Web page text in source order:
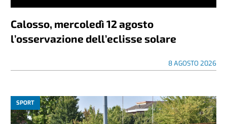
Calosso, mercoledì 12 agosto
l’osservazione dell’eclisse solare
8 AGOSTO 2026
SPORT